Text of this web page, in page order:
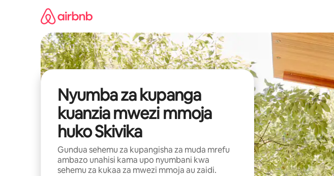
Nyumba za kupanga
kuanzia mwezi mmoja
huko Skivika
Gundua sehemu za kupangisha za muda mrefu
ambazo unahisi kama upo nyumbani kwa
sehemu za kukaa za mwezi mmoja au zaidi.